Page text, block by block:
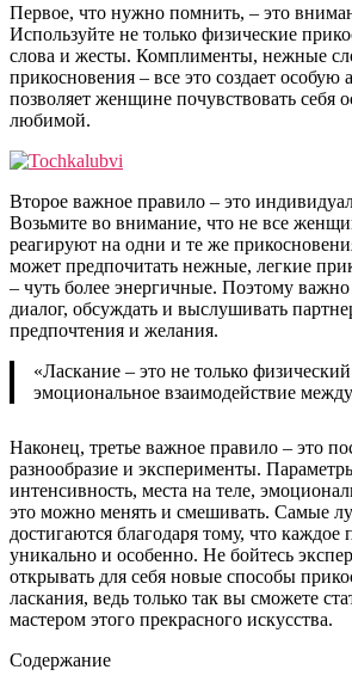
Первое, что нужно помнить, – это
Используйте не только физические
слова и жесты. Комплименты, нежные
прикосновения – все это создает особую
позволяет женщине почувствовать себя
любимой.
Второе важное правило – это
Возьмите во внимание, что не все
реагируют на одни и те же
может предпочитать нежные, легкие
– чуть более энергичные. Поэтому
диалог, обсуждать и выслушивать
предпочтения и желания.
«Ласкание – это не только
эмоциональное взаимодействие
Наконец, третье важное правило – это
разнообразие и эксперименты.
интенсивность, места на теле,
это можно менять и смешивать. Самые
достигаются благодаря тому, что каждое
уникально и особенно. Не бойтесь
открывать для себя новые способы
ласкания, ведь только так вы сможете
мастером этого прекрасного искусства.
Содержание